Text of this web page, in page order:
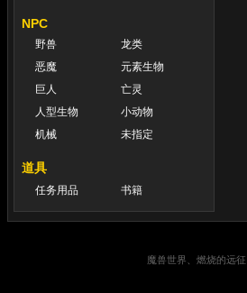
NPC
野兽
龙类
恶魔
元素生物
巨人
亡灵
人型生物
小动物
机械
未指定
道具
任务用品 书籍
魔兽世界、燃烧的远